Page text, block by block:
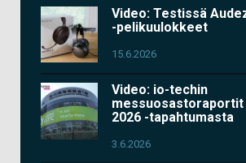
Video: Testissä
-pelikuulokkeet
15.6.2026
Video: io-techin
messuosastoraportit
2026 -tapahtumasta
3.6.2026